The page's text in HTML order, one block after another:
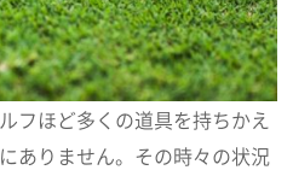
フほど多くの道具を持ちかえ
ありません。その時々の状況